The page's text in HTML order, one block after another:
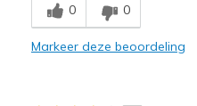
Beste toepassingen
Casual Wear
0 0
Markeer deze beoordeling